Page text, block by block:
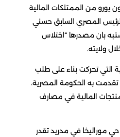
من 28 مليون يورو من الممتلكات المالية
المصري السابق حسني
بان مصدرها “اختلاس
ولايته.
تحركت بناء على طلب
به الحكومة المصرية،
المالية في مصارف
موراليخا في مدريد تقدر